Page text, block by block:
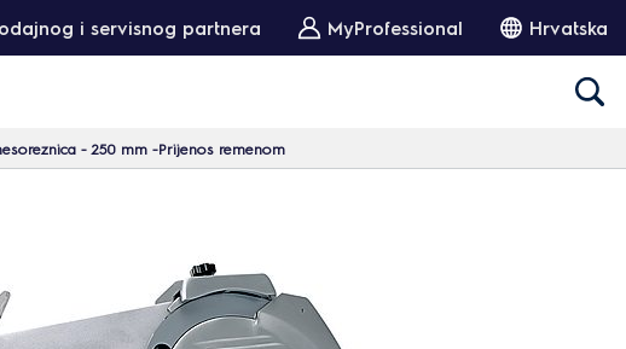
i servisnog partnera MyProfessional Hrvatska
- 250 mm -Prijenos remenom